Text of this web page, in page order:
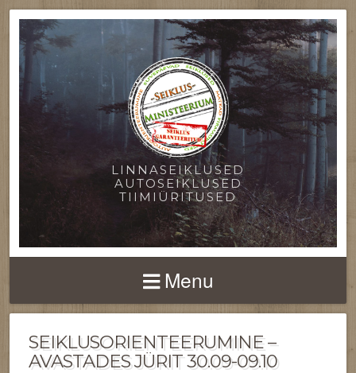
LINNASEIKLUSED
AUTOSEIKLUSED
TIIMIÜRITUSED
Menu
SEIKLUSORIENTEERUMINE –
AVASTADES JÜRIT 30.09-09.10